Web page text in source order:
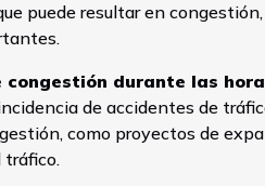
puede resultar en
congestión durante las
de accidentes de
como proyectos de
tráfico.